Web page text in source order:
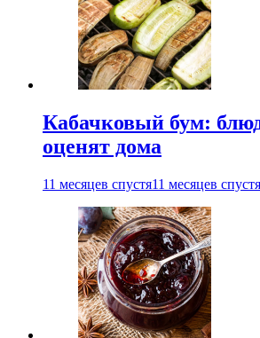
Кабачковый бум:
оценят дома
11 месяцев спустя11 месяцев спустя